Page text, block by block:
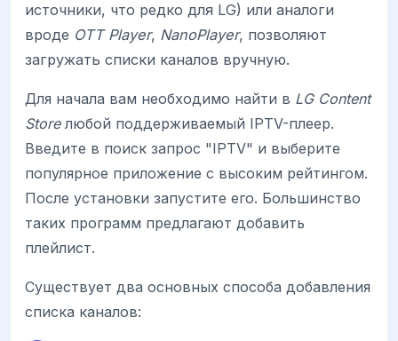
источники, что редко для LG) или аналоги
вроде OTT Player, NanoPlayer, позволяют
загружать списки каналов вручную.
Для начала вам необходимо найти в LG Content
Storeлюбой поддерживаемый IPTV-плеер.
Введите в поиск запрос "IPTV" и выберите
популярное приложение с высоким рейтингом.
После установки запустите его. Большинство
таких программ предлагают добавить
плейлист.
Существует два основных способа добавления
списка каналов: